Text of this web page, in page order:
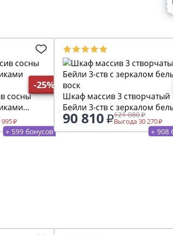
-25%
сосны
+ 599 бонусов
Шкаф массив 3 створчатый
Бейли 3-ств с зеркалом
воск
90 810 121 080
Выгода 30 270
+ 908